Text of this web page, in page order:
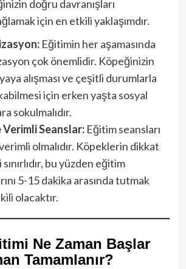
doğru davranışları
için en etkili yaklaşımdır.
Eğitimin her aşamasında
çok önemlidir. Köpeğinizin
alışması ve çeşitli durumlarla
için erken yaşta sosyal
sokulmalıdır.
Verimli Seanslar:Eğitim seansları
olmalıdır. Köpeklerin dikkat
bu yüzden eğitim
5-15 dakika arasında tutmak
olacaktır.
Ne Zaman Başlar
Tamamlanır?